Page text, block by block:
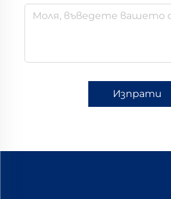
Изпрати